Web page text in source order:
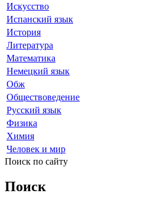
Искусство
Испанский язык
История
Литература
Математика
Немецкий язык
Обж
Обществоведение
Русский язык
Физика
Химия
Человек и мир
Поиск по сайту
Поиск